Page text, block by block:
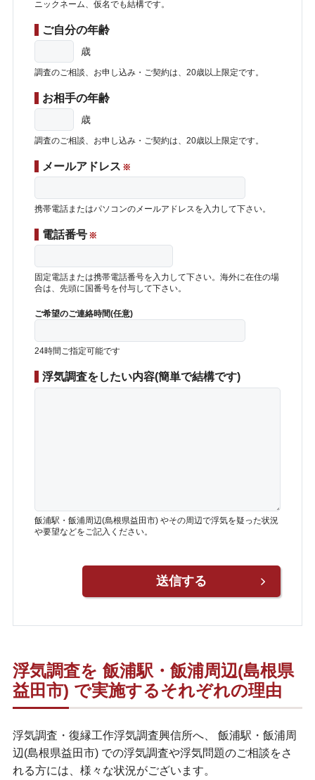
ニックネーム、仮名でも結構です。
ご自分の年齢
歳
調査のご相談、お申し込み・ご契約は、20歳以上限定です。
お相手の年齢
歳
調査のご相談、お申し込み・ご契約は、20歳以上限定です。
メールアドレス ※
携帯電話またはパソコンのメールアドレスを入力して下さい。
電話番号 ※
固定電話または携帯電話番号を入力して下さい。海外に在住の場
合は、先頭に国番号を付与して下さい。
ご希望のご連絡時間(任意)
24時間ご指定可能です
浮気調査をしたい内容(簡単で結構です)
飯浦駅・飯浦周辺(島根県益田市) やその周辺で浮気を疑った状況
や要望などをご記入ください。
浮気調査を 飯浦駅・飯浦周辺(島根県
益田市) で実施するそれぞれの理由
浮気調査・復縁工作浮気調査興信所へ、 飯浦駅・飯浦周
辺(島根県益田市) での浮気調査や浮気問題のご相談をさ
れる方には、様々な状況がございます。